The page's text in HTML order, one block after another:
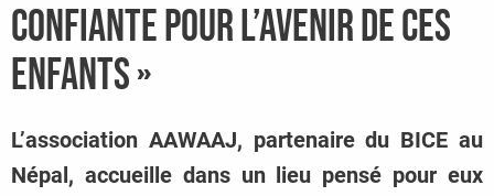
confiante pour l’avenir de ces
enfants »
L’association AAWAAJ, partenaire du BICE au
Népal, accueille dans un lieu pensé pour eux